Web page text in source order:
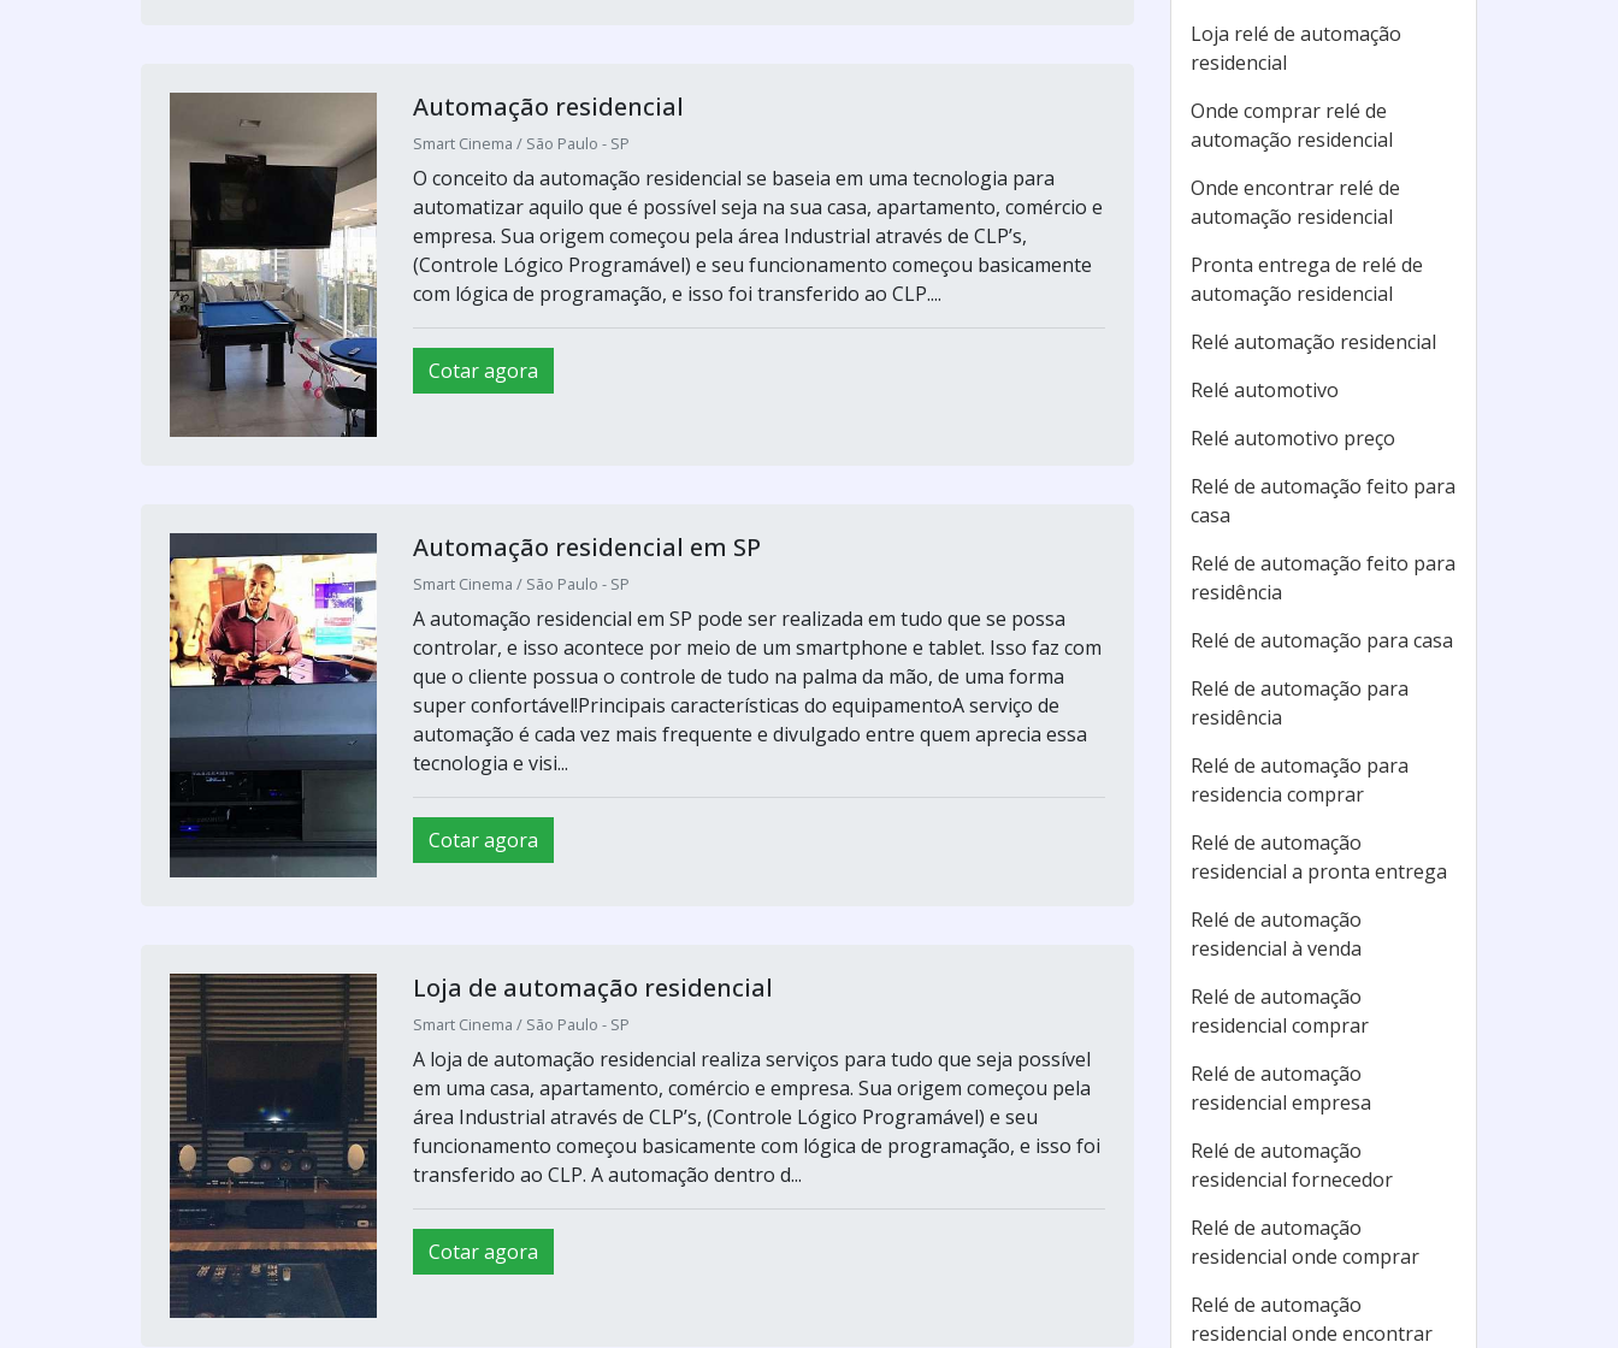
Automação residencial
Smart Cinema / São Paulo - SP
O conceito da automação residencial se baseia em uma tecnologia para
automatizar aquilo que é possível seja na sua casa, apartamento, comércio e
empresa. Sua origem começou pela área Industrial através de CLP’s,
(Controle Lógico Programável) e seu funcionamento começou basicamente
com lógica de programação, e isso foi transferido ao CLP....
Cotar agora
Automação residencial em SP
Smart Cinema / São Paulo - SP
A automação residencial em SP pode ser realizada em tudo que se possa
controlar, e isso acontece por meio de um smartphone e tablet. Isso faz com
que o cliente possua o controle de tudo na palma da mão, de uma forma
super confortável!Principais características do equipamentoA serviço de
automação é cada vez mais frequente e divulgado entre quem aprecia essa
tecnologia e visi...
Cotar agora
Loja de automação residencial
Smart Cinema / São Paulo - SP
A loja de automação residencial realiza serviços para tudo que seja possível
em uma casa, apartamento, comércio e empresa. Sua origem começou pela
área Industrial através de CLP’s, (Controle Lógico Programável) e seu
funcionamento começou basicamente com lógica de programação, e isso foi
transferido ao CLP. A automação dentro d...
Cotar agora
Loja relé de automação
residencial
Onde comprar relé de
automação residencial
Onde encontrar relé de
automação residencial
Pronta entrega de relé de
automação residencial
Relé automação residencial
Relé automotivo
Relé automotivo preço
Relé de automação feito para
casa
Relé de automação feito para
residência
Relé de automação para casa
Relé de automação para
residência
Relé de automação para
residencia comprar
Relé de automação
residencial a pronta entrega
Relé de automação
residencial à venda
Relé de automação
residencial comprar
Relé de automação
residencial empresa
Relé de automação
residencial fornecedor
Relé de automação
residencial onde comprar
Relé de automação
residencial onde encontrar